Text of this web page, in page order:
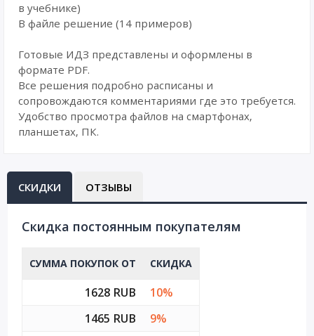
в учебнике)
В файле решение (14 примеров)
Готовые ИДЗ представлены и оформлены в
формате PDF.
Все решения подробно расписаны и
сопровождаются комментариями где это требуется.
Удобство просмотра файлов на смартфонах,
планшетах, ПК.
СКИДКИ ОТЗЫВЫ
Cкидка постоянным покупателям
СУММА ПОКУПОК ОТ СКИДКА
1628 RUB
10%
1465 RUB
9%